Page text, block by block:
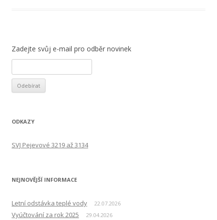
Zadejte svůj e-mail pro odběr novinek
ODKAZY
SVJ Pejevové 3219 až 3134
NEJNOVĚJŠÍ INFORMACE
Letní odstávka teplé vody 22.07.2026
Vyúčtování za rok 2025 29.04.2026